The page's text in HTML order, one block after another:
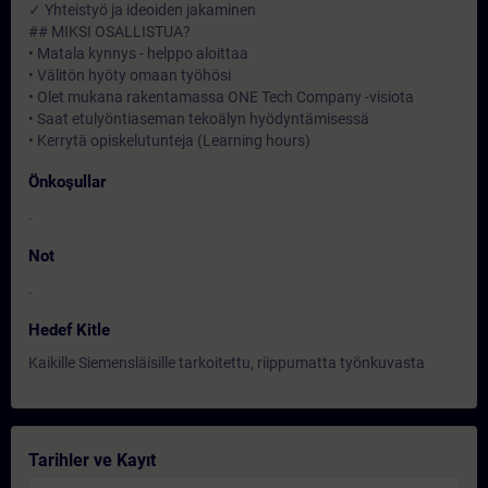
✓ Yhteistyö ja ideoiden jakaminen
## MIKSI OSALLISTUA?
• Matala kynnys - helppo aloittaa
• Välitön hyöty omaan työhösi
• Olet mukana rakentamassa ONE Tech Company -visiota
• Saat etulyöntiaseman tekoälyn hyödyntämisessä
• Kerrytä opiskelutunteja (Learning hours)
Önkoşullar
Not
Hedef Kitle
Kaikille Siemensläisille tarkoitettu, riippumatta työnkuvasta
Tarihler ve Kayıt